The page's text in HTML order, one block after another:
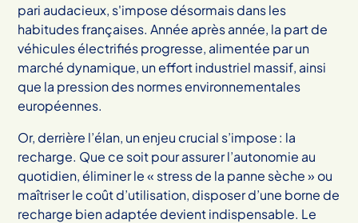
pari audacieux, s'impose désormais dans les
habitudes françaises. Année après année, la part de
véhicules électrifiés progresse, alimentée par un
marché dynamique, un effort industriel massif, ainsi
que la pression des normes environnementales
européennes.
Or, derrière l’élan, un enjeu crucial s’impose : la
recharge. Que ce soit pour assurer l’autonomie au
quotidien, éliminer le « stress de la panne sèche » ou
maîtriser le coût d’utilisation, disposer d’une borne de
recharge bien adaptée devient indispensable. Le